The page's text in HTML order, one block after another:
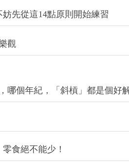
先從這14點原則開始練習
觀
哪個年紀，「斜槓」都是個好
食絕不能少！